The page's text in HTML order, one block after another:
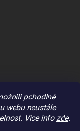
pohodlné
webu neustále
Více infozde.